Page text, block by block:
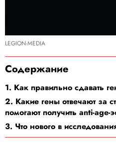
LEGION-MEDIA
Содержание
1. Как правильно сдавать
2. Какие гены отвечают за
помогают получить anti-age-
3. Что нового в